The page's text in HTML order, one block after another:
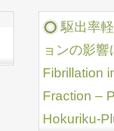
駆出率
ョンの影
Fibrillation
Fraction –
Hokuriku-